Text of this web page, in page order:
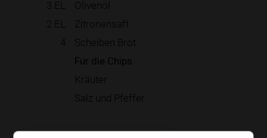
3 EL
Olivenöl
2 EL
Zitronensaft
4
Scheiben Brot
Für die Chips
Kräuter
Salz und Pfeffer